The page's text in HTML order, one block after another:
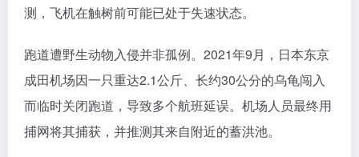
测，飞机在触树前可能已处于失速状态。
跑道遭野生动物入侵并非孤例。2021年9月，日本东京
成田机场因一只重达2.1公斤、长约30公分的乌龟闯入
而临时关闭跑道，导致多个航班延误。机场人员最终用
捕网将其捕获，并推测其来自附近的蓄洪池。